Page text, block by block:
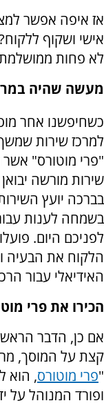
אז איפה אפשר
אישי ושקוף
לא פחות
מעשה שהיה
כשחיפשנו אחר
למרכז שירות
"פרי מוטורס"
שירות מורשה
בברכה יועץ
בשמחה לענות
לפניכם היום.
הלקוח את הבעיה
האידיאלי עבור
הכירו את פרי
אם כן, הדבר
קצת על המוסך,
"פרי מוטורס, הוא
ופורד המנוהל על